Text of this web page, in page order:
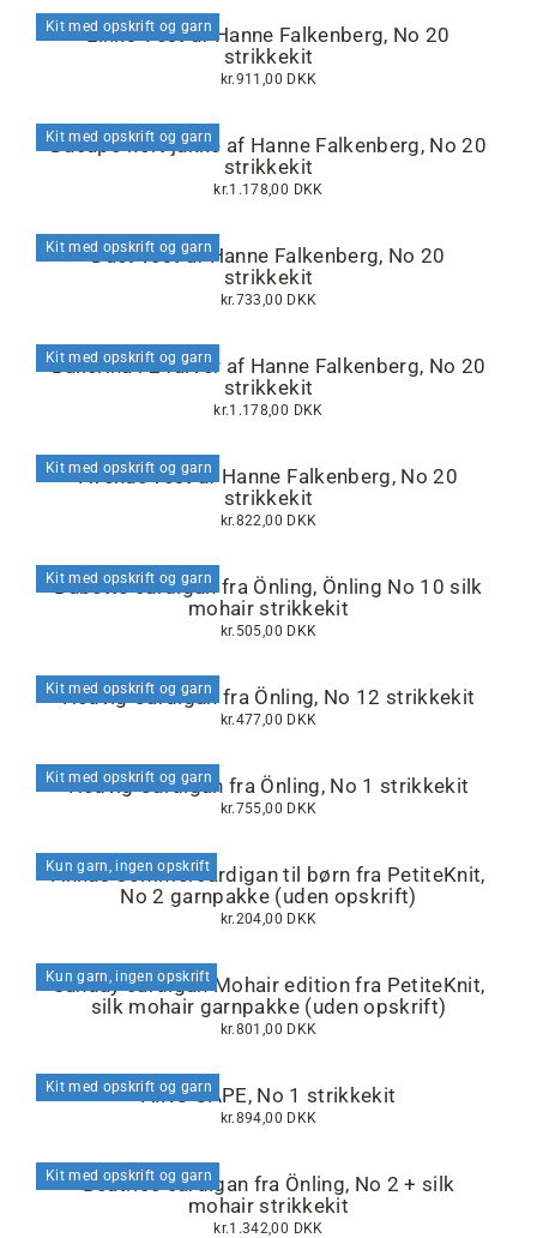
Kit med opskrift og garn
Links Vest af Hanne Falkenberg, No 20
strikkekit
kr.911,00 DKK
Kit med opskrift og garn
Dacapo kort jakke af Hanne Falkenberg, No 20
strikkekit
kr.1.178,00 DKK
Kit med opskrift og garn
Duet vest af Hanne Falkenberg, No 20
strikkekit
kr.733,00 DKK
Kit med opskrift og garn
Ballerina i 2 farver af Hanne Falkenberg, No 20
strikkekit
kr.1.178,00 DKK
Kit med opskrift og garn
Avenue vest af Hanne Falkenberg, No 20
strikkekit
kr.822,00 DKK
Kit med opskrift og garn
Babette cardigan fra Önling, Önling No 10 silk
mohair strikkekit
kr.505,00 DKK
Kit med opskrift og garn
Hedvig Cardigan fra Önling, No 12 strikkekit
kr.477,00 DKK
Kit med opskrift og garn
Hedvig Cardigan fra Önling, No 1 strikkekit
kr.755,00 DKK
Kun garn, ingen opskrift
Annas Sommercardigan til børn fra PetiteKnit,
No 2 garnpakke (uden opskrift)
kr.204,00 DKK
Kun garn, ingen opskrift
Sunday cardigan Mohair edition fra PetiteKnit,
silk mohair garnpakke (uden opskrift)
kr.801,00 DKK
Kit med opskrift og garnAIKO CAPE, No 1 strikkekit
kr.894,00 DKK
Kit med opskrift og garn
Beatrice cardigan fra Önling, No 2 + silk
mohair strikkekit
kr.1.342,00 DKK